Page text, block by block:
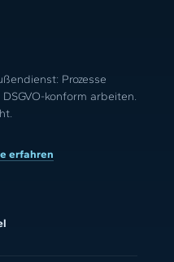
Prozesse
konform arbeiten.
erfahren